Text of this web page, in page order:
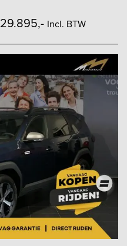
29.895,- Incl. BTW